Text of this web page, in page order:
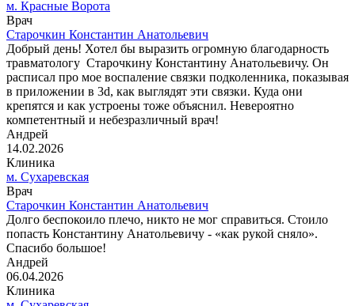
м. Красные Ворота
Врач
Старочкин Константин Анатольевич
Добрый день! Хотел бы выразить огромную благодарность
травматологу Старочкину Константину Анатольевичу. Он
расписал про мое воспаление связки подколенника, показывая
в приложении в 3d, как выглядят эти связки. Куда они
крепятся и как устроены тоже объяснил. Невероятно
компетентный и небезразличный врач!
Андрей
14.02.2026
Клиника
м. Сухаревская
Врач
Старочкин Константин Анатольевич
Долго беспокоило плечо, никто не мог справиться. Стоило
попасть Константину Анатольевичу - «как рукой сняло».
Спасибо большое!
Андрей
06.04.2026
Клиника